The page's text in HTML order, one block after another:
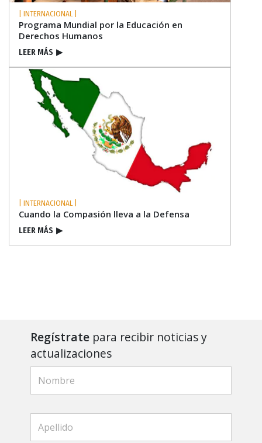
| INTERNACIONAL |
Programa Mundial por la Educación en
Derechos Humanos
LEER MÁS ▶
| INTERNACIONAL |
Cuando la Compasión lleva a la Defensa
LEER MÁS ▶
Regístrate para recibir noticias y
actualizaciones